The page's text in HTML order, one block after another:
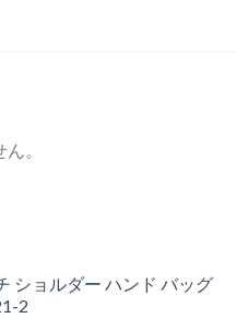
。
ショルダー ハンド バッグ
2